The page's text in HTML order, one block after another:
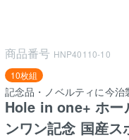
商品番号 HNP40110-10
10枚組
記念品・ノベルティに今
Hole in one+ ホー
ンワン記念 国産